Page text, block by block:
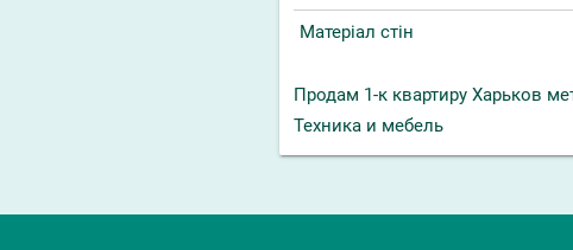
Матеріал стін
Продам 1-к квартиру Харьков
Техника и мебель